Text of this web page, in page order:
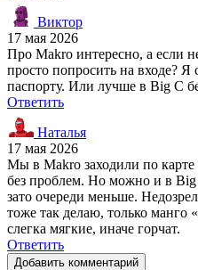
Виктор
17 мая 2026
Про Makro интересно, а если
просто попросить на входе?
паспорту. Или лучше в Big C
Ответить
Наталья
17 мая 2026
Мы в Makro заходили по
без проблем. Но можно и в
зато очереди меньше.
тоже так делаю, только манго
слегка мягкие, иначе горчат.
Ответить
Добавить комментарий